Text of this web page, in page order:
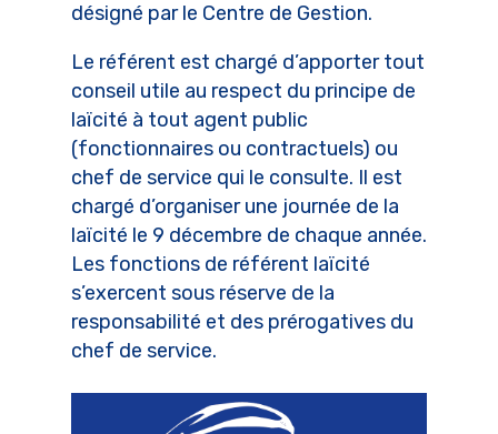
désigné par le Centre de Gestion.
Le référent est chargé d’apporter tout
conseil utile au respect du principe de
laïcité à tout agent public
(fonctionnaires ou contractuels) ou
chef de service qui le consulte. Il est
chargé d’organiser une journée de la
laïcité le 9 décembre de chaque année.
Les fonctions de référent laïcité
s’exercent sous réserve de la
responsabilité et des prérogatives du
chef de service.